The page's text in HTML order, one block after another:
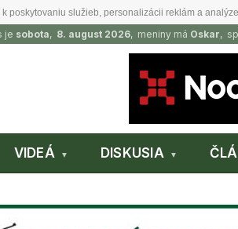
poskytovaniu služieb, personalizácii reklám a
je sobota, 8. august 2026, meniny má Oskar,
VIDEÁ DISKUSIA